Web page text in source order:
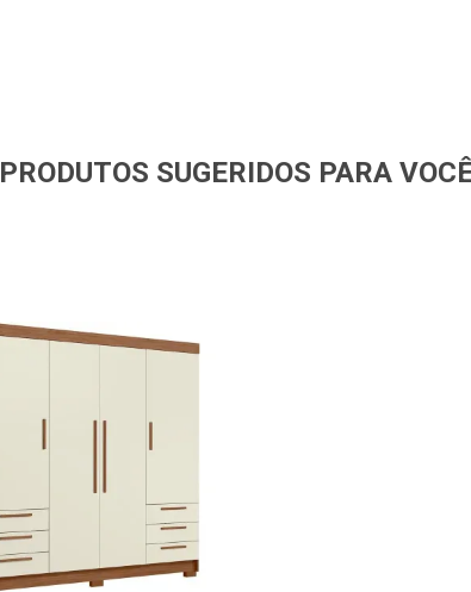
PRODUTOS SUGERIDOS PARA